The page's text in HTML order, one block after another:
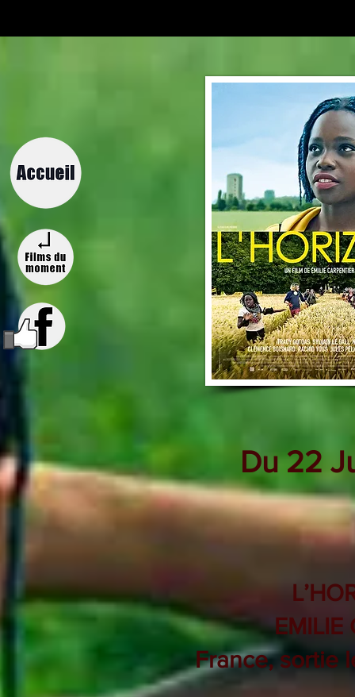
Du 22
EMILIE
France, sortie